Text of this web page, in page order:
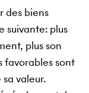
des biens
suivante: plus
plus son
favorables sont
valeur.